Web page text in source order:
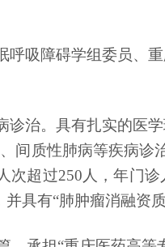
呼吸障碍学组委员、
治。具有扎实的医
质性肺病等疾病诊
超过250人，年门
具有“肺肿瘤消融资质